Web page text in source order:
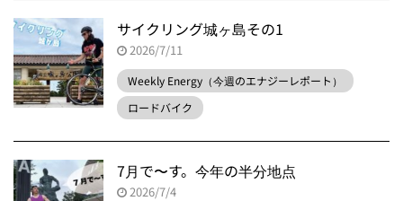
サイクリング城ヶ島その1
2026/7/11
Weekly Energy（今週のエナジーレポート）
ロードバイク
7月で〜す。今年の半分地点
2026/7/4